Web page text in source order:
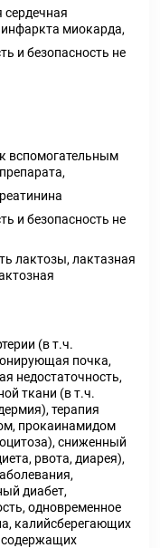
сердечная
инфаркта миокарда,
и безопасность не
вспомогательным
и безопасность не
лактозы, лактазная
(в т.ч.
почка,
недостаточность,
ткани (в т.ч.
терапия
прокаинамидом
сниженный
рвота, диарея),
диабет,
одновременное
калийсберегающих